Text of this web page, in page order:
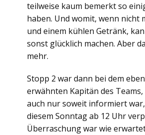
teilweise kaum bemerkt so
haben. Und womit, wenn nicht
und einem kühlen Getränk,
sonst glücklich machen. Aber
mehr.
Stopp 2 war dann bei dem
erwähnten Kapitän des
auch nur soweit informiert
diesem Sonntag ab 12 Uhr
Überraschung war wie